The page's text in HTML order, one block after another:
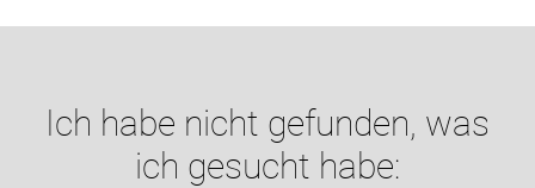
Ich habe nicht gefunden, was
ich gesucht habe: